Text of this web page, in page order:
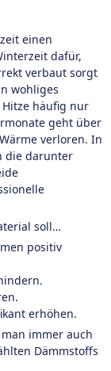
einen
dafür,
verbaut sorgt
wohliges
Hitze häufig nur
geht über
verloren. In
die darunter
soll…
positiv
erhöhen.
immer auch
Dämmstoffs